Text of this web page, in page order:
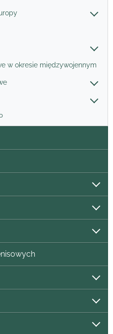
w okresie międzywojennym